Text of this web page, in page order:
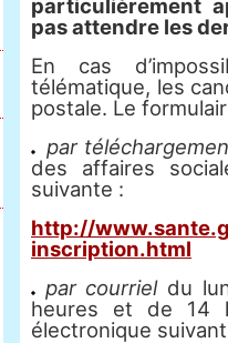
particulièrement
pas attendre les
En cas
télématique, les
postale. Le
par
des affaires
suivante :
http://
inscription.html
par courrieldu
heures et de 14
électronique